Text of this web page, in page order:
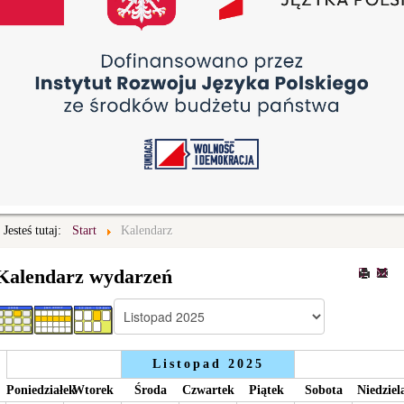
Jesteś tutaj: Start Kalendarz
wydarzeń
Listopad 2025
PoniedziałekWtorek Środa Czwartek Piątek Sobota